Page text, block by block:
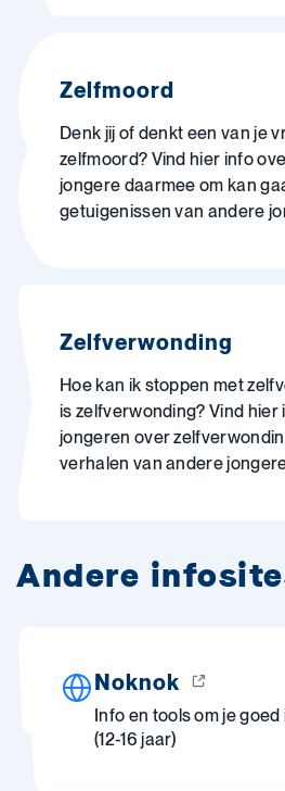
Zelfmoord
Denk jij of denkt een van je
zelfmoord? Vind hier info
jongere daarmee om kan
getuigenissen van andere
Zelfverwonding
Hoe kan ik stoppen met
is zelfverwonding? Vind hier
jongeren over
verhalen van andere
Andere
Noknok
Info en tools om je
(12-16 jaar)